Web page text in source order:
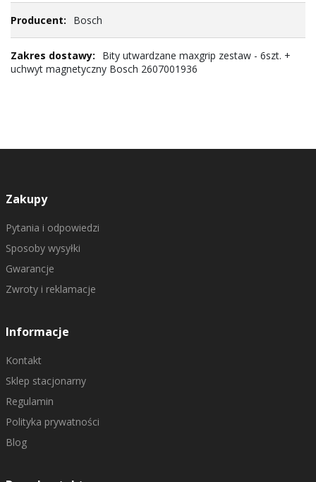
Bosch
Bity utwardzane maxgrip zestaw - 6szt. +
uchwyt magnetyczny Bosch 2607001936
Zakupy
Pytania i odpowiedzi
Sposoby wysyłki
Gwarancje
Zwroty i reklamacje
Informacje
Kontakt
Sklep stacjonarny
Regulamin
Polityka prywatności
Blog